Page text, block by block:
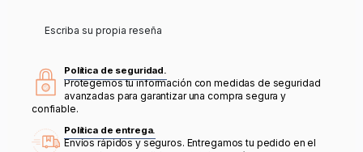
Escriba su propia reseña
Política de seguridad.
Protegemos tu información con medidas de seguridad
avanzadas para garantizar una compra segura y
confiable.
Política de entrega.
Envíos rápidos y seguros. Entregamos tu pedido en el